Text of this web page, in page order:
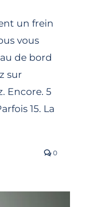
un frein
vous
de bord
sur
Encore. 5
15. La
0